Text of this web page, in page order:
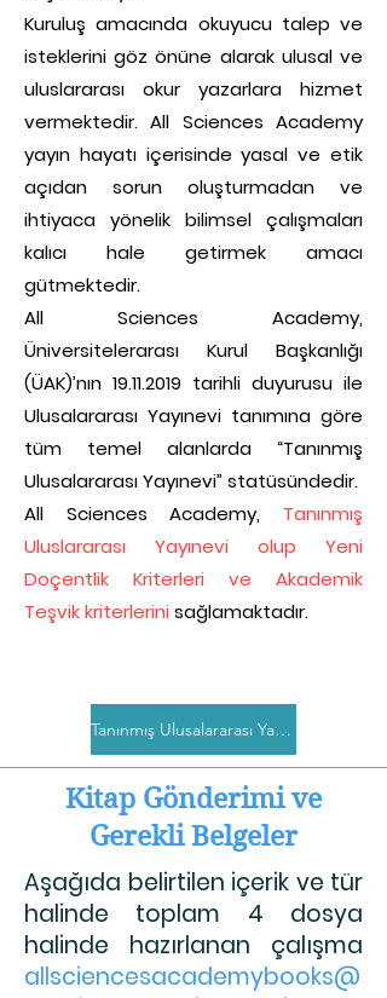
Kuruluş amacında okuyucu talep ve
isteklerini göz önüne alarak ulusal ve
uluslararası okur yazarlara hizmet
vermektedir. All Sciences Academy
yayın hayatı içerisinde yasal ve etik
açıdan sorun oluşturmadan ve
ihtiyaca yönelik bilimsel çalışmaları
kalıcı hale getirmek amacı
gütmektedir.
All Sciences Academy,
Üniversitelerarası Kurul Başkanlığı
(ÜAK)’nın 19.11.2019 tarihli duyurusu ile
Ulusalararası Yayınevi tanımına göre
tüm temel alanlarda “Tanınmış
Ulusalararası Yayınevi” statüsündedir.
All Sciences Academy, Tanınmış
Uluslararası Yayınevi olup Yeni
Doçentlik Kriterleri ve Akademik
Teşvik kriterlerini sağlamaktadır.
Tanınmış Ulusalararası Yayınevi Belgesi
Kitap Gönderimi ve
Gerekli Belgeler
Aşağıda belirtilen içerik ve tür
halinde toplam 4 dosya
halinde hazırlanan çalışma
allsciencesacademybooks@